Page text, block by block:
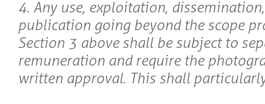
4. Any use, exploitation,
publication going beyond the scope
Section 3 above shall be subject to
remuneration and require the
written approval. This shall